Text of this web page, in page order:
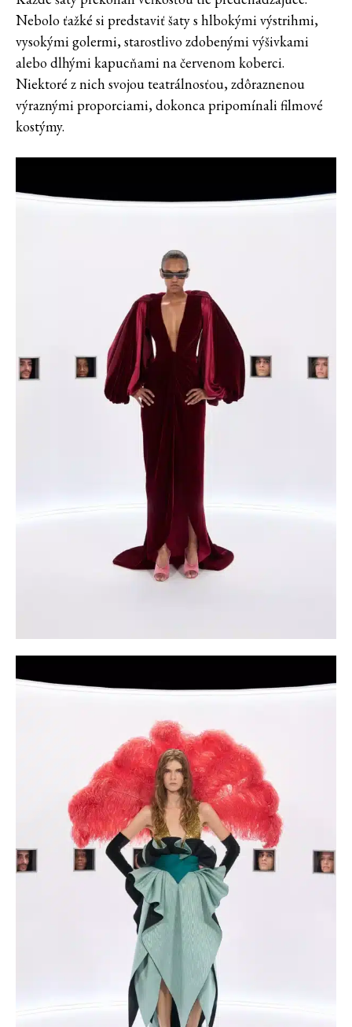
Nebolo ťažké si predstaviť šaty s hlbokými výstrihmi,
vysokými golermi, starostlivo zdobenými výšivkami
alebo dlhými kapucňami na červenom koberci.
Niektoré z nich svojou teatrálnosťou, zdôraznenou
výraznými proporciami, dokonca pripomínali filmové
kostýmy.